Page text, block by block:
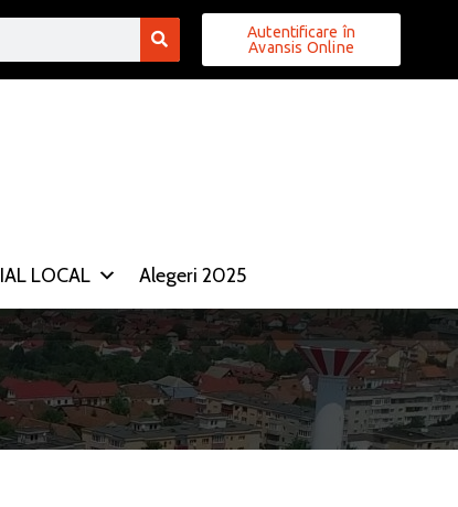
Autentificare în
Avansis Online
LOCAL Alegeri 2025